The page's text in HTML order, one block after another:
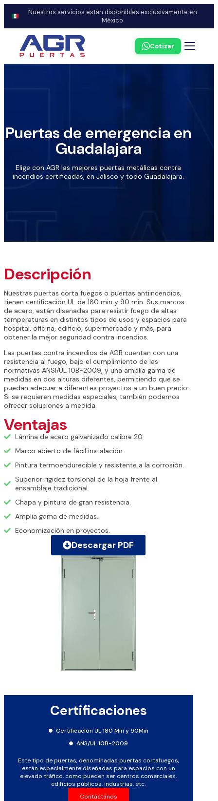
Nuestros servicios están disponibles exclusivamente en
México
Cotizar
Puertas de emergencia en
Guadalajara
Elige con AGR las mejores puertas metálicas contra
incendios certificadas, en Jalisco y todo Guadalajara.
Descripción
Nuestras puertas corta fuegos o puertas antiincendios,
tienen certificación UL de 180 min y 90 min. Sus marcos
de acero, están diseñadas para resistir fuego de altas
temperaturas en distintos tipos de usos y espacios para
hospital, oficina, edificio, supermercado y más, para
obtener la mejor seguridad contra incendios.
Las puertas contra incendios de AGR cuentan con una
resistencia al fuego, bajo el cumplimiento de las
normativas ANSI/UL 10B-2009, y una amplia gama de
medidas en dos alturas diferentes, permitiendo que se
puedan adecuar a diferentes proyectos a un buen precio.
Si se requieren medidas especiales, también podemos
ofrecer soluciones a medida.
Ventajas
Lámina de acero galvanizado calibre 20
Marco abierto de fácil instalación.
Pintura termoendurecible y resistente a la corrosión.
Superior rigidez torsional de la hoja frente al
ensamblaje tradicional.
Chapa y pintura de gran resistencia.
Amplia gama de medidas.
Economización en proyectos.
Descargar PDF
Certificaciones
Certificación UL 180 Min y 90Min
ANS/UL 10B-2009
Este tipo de puertas, denominadas puertas cortafuegos,
están especialmente diseñadas para espacios con un
elevado tráfico, como pueden ser centros comerciales,
edificios públicos, industrias, etc.
Contáctanos